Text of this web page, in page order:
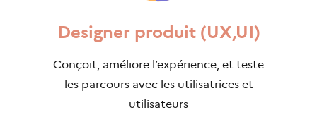
Designer produit (UX,UI)
Conçoit, améliore l’expérience, et teste
les parcours avec les utilisatrices et
utilisateurs